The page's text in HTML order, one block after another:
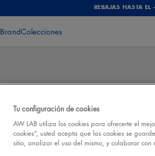
REBAJAS HASTA
BrandColecciones
Tu configuración de cookies
AW LAB utiliza los cookies para ofrecerte el
cookies”, usted acepta que las cookies se
sitio, analizar el uso del mismo, y colaborar con